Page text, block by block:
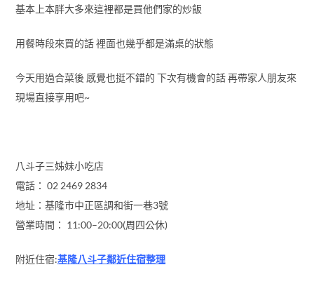
基本上本胖大多來這裡都是買他們家的炒飯
用餐時段來買的話 裡面也幾乎都是滿桌的狀態
今天用過合菜後 感覺也挺不錯的 下次有機會的話 再帶家人朋友來
現場直接享用吧~
八斗子三姊妹小吃店
電話： 02 2469 2834
地址：基隆市中正區調和街一巷3號
營業時間： 11:00–20:00(周四公休)
附近住宿:基隆八斗子鄰近住宿整理